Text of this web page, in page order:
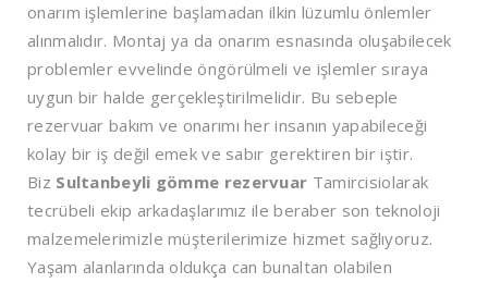
onarım işlemlerine başlamadan ilkin lüzumlu önlemler
alınmalıdır. Montaj ya da onarım esnasında oluşabilecek
problemler evvelinde öngörülmeli ve işlemler sıraya
uygun bir halde gerçekleştirilmelidir. Bu sebeple
rezervuar bakım ve onarımı her insanın yapabileceği
kolay bir iş değil emek ve sabır gerektiren bir iştir.
Biz Sultanbeyli gömme rezervuar Tamircisiolarak
tecrübeli ekip arkadaşlarımız ile beraber son teknoloji
malzemelerimizle müşterilerimize hizmet sağlıyoruz.
Yaşam alanlarında oldukça can bunaltan olabilen